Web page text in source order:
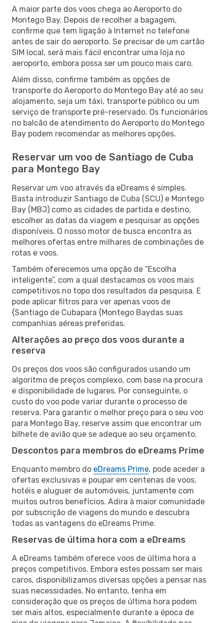
A maior parte dos voos chega ao Aeroporto do
Montego Bay. Depois de recolher a bagagem,
confirme que tem ligação à Internet no telefone
antes de sair do aeroporto. Se precisar de um cartão
SIM local, será mais fácil encontrar uma loja no
aeroporto, embora possa ser um pouco mais caro.
Além disso, confirme também as opções de
transporte do Aeroporto do Montego Bay até ao seu
alojamento, seja um táxi, transporte público ou um
serviço de transporte pré-reservado. Os funcionários
no balcão de atendimento do Aeroporto do Montego
Bay podem recomendar as melhores opções.
Reservar um voo de Santiago de Cuba
para Montego Bay
Reservar um voo através da eDreams é simples.
Basta introduzir Santiago de Cuba (SCU) e Montego
Bay (MBJ) como as cidades de partida e destino,
escolher as datas da viagem e pesquisar as opções
disponíveis. O nosso motor de busca encontra as
melhores ofertas entre milhares de combinações de
rotas e voos.
Também oferecemos uma opção de “Escolha
inteligente”, com a qual destacamos os voos mais
competitivos no topo dos resultados da pesquisa. E
pode aplicar filtros para ver apenas voos de
{Santiago de Cubapara {Montego Baydas suas
companhias aéreas preferidas.
Alterações ao preço dos voos durante a
reserva
Os preços dos voos são configurados usando um
algoritmo de preços complexo, com base na procura
e disponibilidade de lugares. Por conseguinte, o
custo do voo pode variar durante o processo de
reserva. Para garantir o melhor preço para o seu voo
para Montego Bay, reserve assim que encontrar um
bilhete de avião que se adeque ao seu orçamento.
Descontos para membros do eDreams Prime
Enquanto membro do eDreams Prime, pode aceder a
ofertas exclusivas e poupar em centenas de voos,
hotéis e aluguer de automóveis, juntamente com
muitos outros benefícios. Adira à maior comunidade
por subscrição de viagens do mundo e descubra
todas as vantagens do eDreams Prime.
Reservas de última hora com a eDreams
A eDreams também oferece voos de última hora a
preços competitivos. Embora estes possam ser mais
caros, disponibilizamos diversas opções a pensar nas
suas necessidades. No entanto, tenha em
consideração que os preços de última hora podem
ser mais altos, especialmente durante a época de